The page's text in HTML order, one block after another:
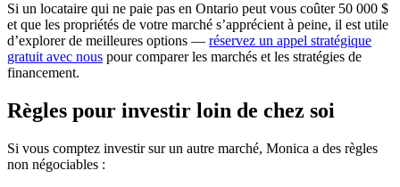
Si un locataire qui ne paie pas en Ontario peut vous coûter 50 000 $
et que les propriétés de votre marché s’apprécient à peine, il est utile
d’explorer de meilleures options — réservez un appel stratégique
gratuit avec nous pour comparer les marchés et les stratégies de
financement.
Règles pour investir loin de chez soi
Si vous comptez investir sur un autre marché, Monica a des règles
non négociables :